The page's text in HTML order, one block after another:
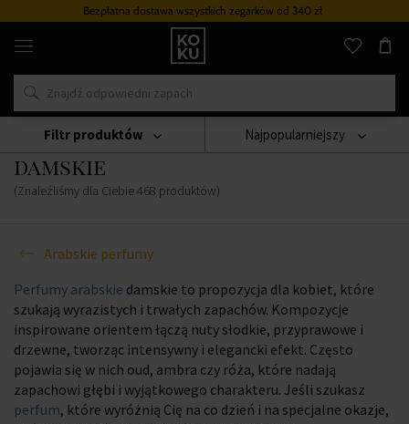
Bezpłatna dostawa wszystkich zegarkówod 340 zł
Oryginalne
perfumy
zegarki
w
miejscu
Perfumy arabskie i orientalne
damskie
(Znaleźliśmy dla Ciebie468 produktów)
Najpopularniejszy
Arabskie perfumy
Filtr produktów
Perfumy arabskie damskie to propozycja dla kobiet, które
szukają wyrazistych i trwałych zapachów. Kompozycje
inspirowane orientem łączą nuty słodkie, przyprawowe i
drzewne, tworząc intensywny i elegancki efekt. Często
pojawia się w nich oud, ambra czy róża, które nadają
zapachowi głębi i wyjątkowego charakteru. Jeśli szukasz
perfum, które wyróżnią Cię na co dzień i na specjalne okazje,